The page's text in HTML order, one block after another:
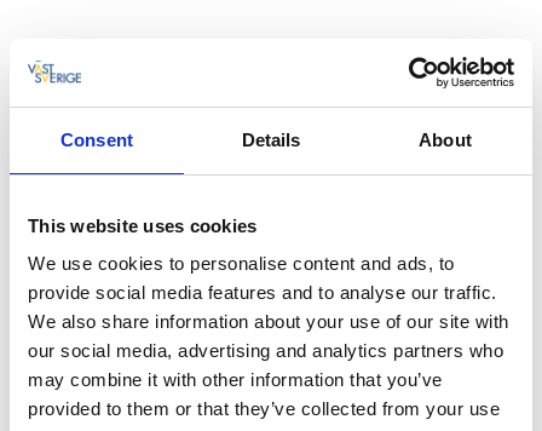
Consent Details About
This website uses cookies
We use cookies to personalise content and ads, to
provide social media features and to analyse our traffic.
We also share information about your use of our site with
our social media, advertising and analytics partners who
may combine it with other information that you’ve
provided to them or that they’ve collected from your use
På Team Sportia Tranemo hittar du kläder, skor
och utrustning för löpning, cykel, längd, fotboll,
träning - ja allt för ett aktivt liv. Det mesta i
På Storgatan i centrala Tranemo ligger Team Sportia.
Här finns det mesta för den sportintresserade.
Personalen på Team Sportia Tranemo brinner för
sport, ett aktivt liv och nöjda kunder. Därför sätts ett
bra bemötande, hög produktkunskap och ett genuint
engagemang i fokus.